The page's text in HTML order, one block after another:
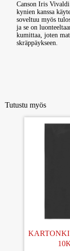
Canson Iris
kynien kanssa
soveltuu myös
ja se on
kumittaa, joten
skräppäykseen.
Tutustu myös